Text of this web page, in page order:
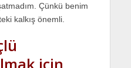
Çünkü benim
kalkış önemli.